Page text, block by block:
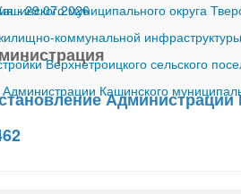
-29.07.2026муниципального округа
коммунальной
Верхнетроицкого сельского
Кашинского
Администрации